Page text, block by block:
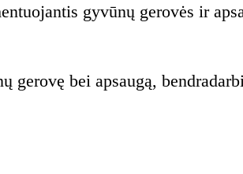
gyvūnų gerovės ir
gerovę bei apsaugą,